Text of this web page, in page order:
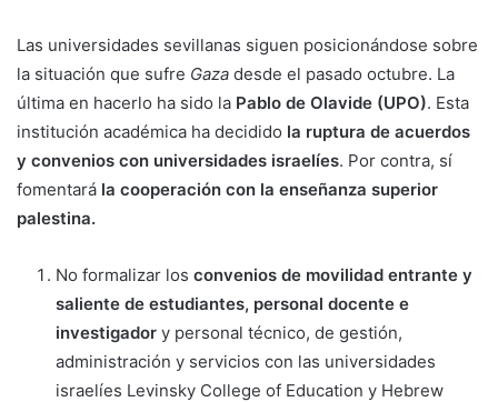
Las universidades sevillanas siguen posicionándose sobre
la situación que sufre Gaza desde el pasado octubre. La
última en hacerlo ha sido la Pablo de Olavide (UPO). Esta
institución académica ha decidido la ruptura de acuerdos
y convenios con universidades israelíes. Por contra, sí
fomentará la cooperación con la enseñanza superior
palestina.
No formalizar los convenios de movilidad entrante y
saliente de estudiantes, personal docente e
investigador y personal técnico, de gestión,
administración y servicios con las universidades
israelíes Levinsky College of Education y Hebrew